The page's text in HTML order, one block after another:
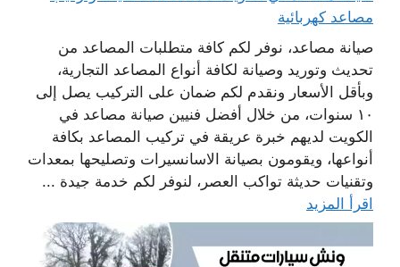
مصاعد كهربائية
صيانة مصاعد، نوفر لكم كافة متطلبات المصاعد من
تحديث وتوريد وصيانة لكافة أنواع المصاعد التجارية،
وبأقل الأسعار ونقدم لكم ضمان على التركيب يصل إلى
١٠ سنوات، من خلال أفضل فنيين صيانة مصاعد في
الكويت لديهم خبرة عريقة في تركيب المصاعد بكافة
أنواعها، ويقومون بصيانة الاسانسيرات وتصليحها بمعدات
وتقنيات حديثة تواكب العصر، لنوفر لكم خدمة جيدة ...
اقرأ المزيد